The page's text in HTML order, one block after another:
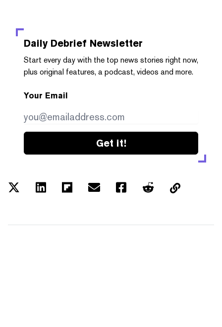
Daily Debrief Newsletter
Start every day with the top news stories right now,
plus original features, a podcast, videos and more.
Your Email
Get it!